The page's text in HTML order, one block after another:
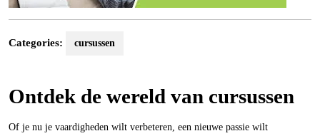
Categories: cursussen
Ontdek de wereld van cursussen
Of je nu je vaardigheden wilt verbeteren, een nieuwe passie wilt